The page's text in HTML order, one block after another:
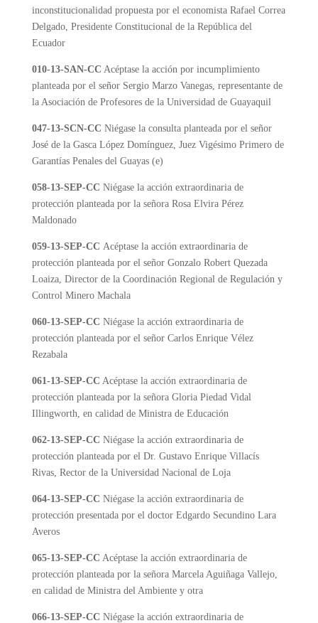
inconstitucionalidad propuesta por el economista Rafael Correa
Delgado, Presidente Constitucional de la República del
Ecuador
010-13-SAN-CC Acéptase la acción por incumplimiento
planteada por el señor Sergio Marzo Vanegas, representante de
la Asociación de Profesores de la Universidad de Guayaquil
047-13-SCN-CC Niégase la consulta planteada por el señor
José de la Gasca López Domínguez, Juez Vigésimo Primero de
Garantías Penales del Guayas (e)
058-13-SEP-CC Niégase la acción extraordinaria de
protección planteada por la señora Rosa Elvira Pérez
Maldonado
059-13-SEP-CC Acéptase la acción extraordinaria de
protección planteada por el señor Gonzalo Robert Quezada
Loaiza, Director de la Coordinación Regional de Regulación y
Control Minero Machala
060-13-SEP-CC Niégase la acción extraordinaria de
protección planteada por el señor Carlos Enrique Vélez
Rezabala
061-13-SEP-CC Acéptase la acción extraordinaria de
protección planteada por la señora Gloria Piedad Vidal
Illingworth, en calidad de Ministra de Educación
062-13-SEP-CC Niégase la acción extraordinaria de
protección planteada por el Dr. Gustavo Enrique Villacís
Rivas, Rector de la Universidad Nacional de Loja
064-13-SEP-CC Niégase la acción extraordinaria de
protección presentada por el doctor Edgardo Secundino Lara
Averos
065-13-SEP-CC Acéptase la acción extraordinaria de
protección planteada por la señora Marcela Aguiñaga Vallejo,
en calidad de Ministra del Ambiente y otra
066-13-SEP-CC Niégase la acción extraordinaria de